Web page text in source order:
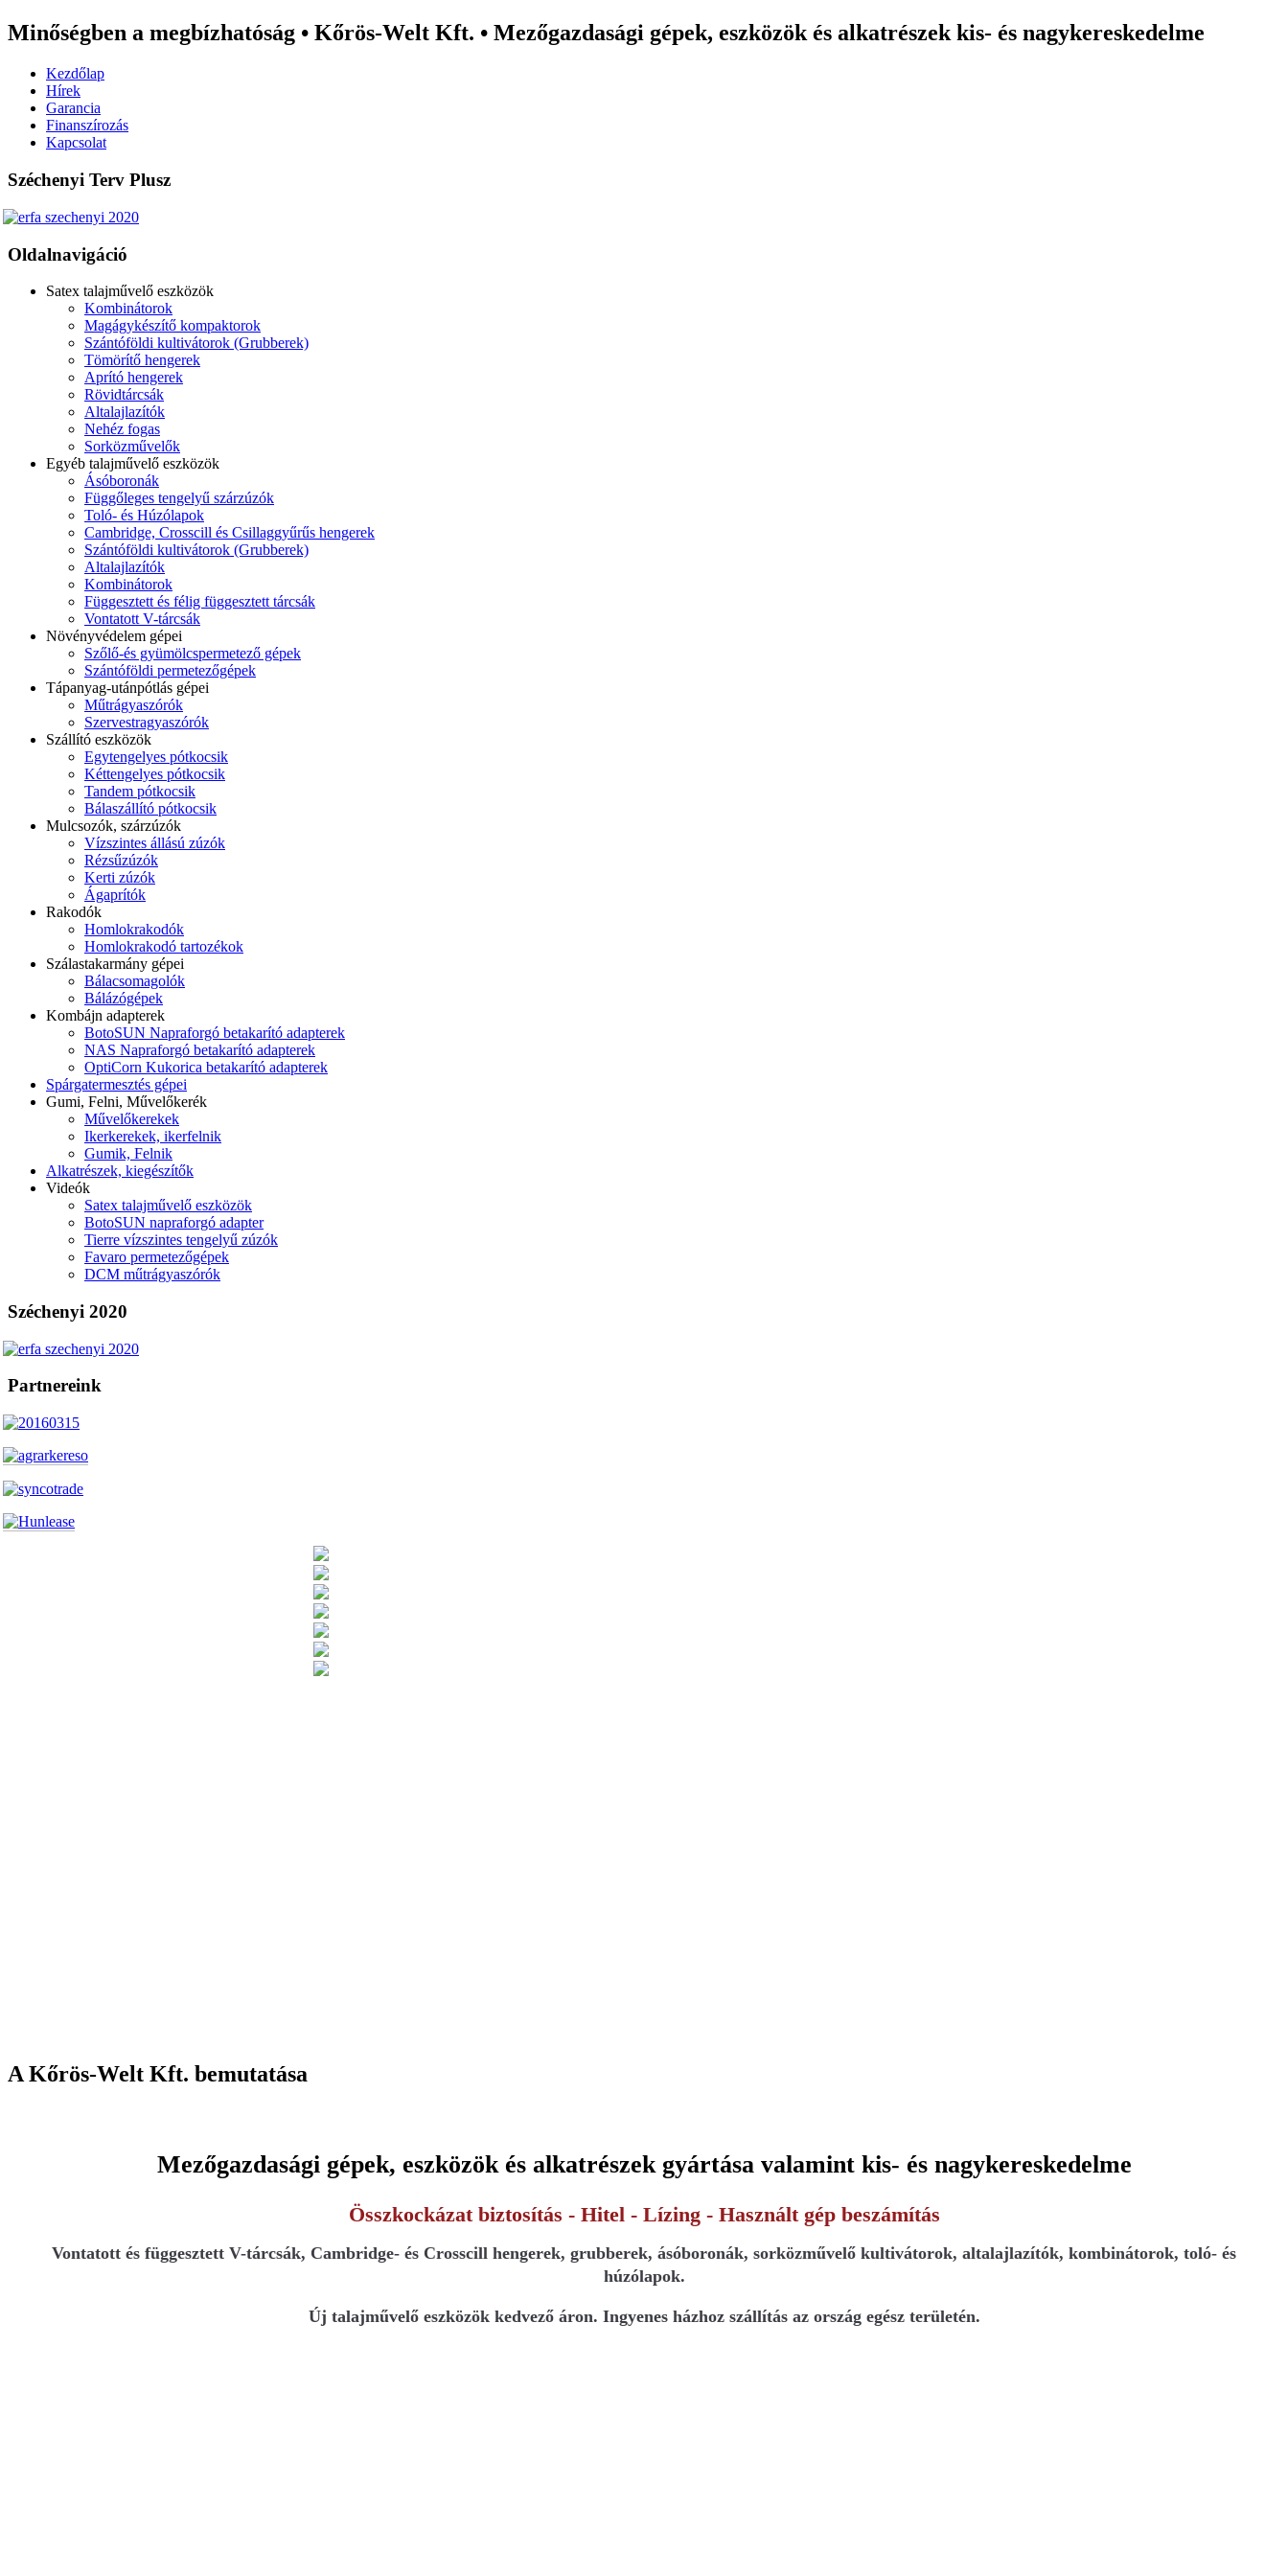
Minőségben a megbízhatóság • Kőrös-Welt Kft. • Mezőgazdasági gépek, eszközök és alkatrészek kis- és nagykereskedelme
Kezdőlap
Hírek
Garancia
Finanszírozás
Kapcsolat
Széchenyi Terv Plusz
Oldalnavigáció
Satex talajművelő eszközök
Kombinátorok
Magágykészítő kompaktorok
Szántóföldi kultivátorok (Grubberek)
Tömörítő hengerek
Aprító hengerek
Rövidtárcsák
Altalajlazítók
Nehéz fogas
Sorközművelők
Egyéb talajművelő eszközök
Ásóboronák
Függőleges tengelyű szárzúzók
Toló- és Húzólapok
Cambridge, Crosscill és Csillaggyűrűs hengerek
Szántóföldi kultivátorok (Grubberek)
Altalajlazítók
Kombinátorok
Függesztett és félig függesztett tárcsák
Vontatott V-tárcsák
Növényvédelem gépei
Szőlő-és gyümölcspermetező gépek
Szántóföldi permetezőgépek
Tápanyag-utánpótlás gépei
Műtrágyaszórók
Szervestragyaszórók
Szállító eszközök
Egytengelyes pótkocsik
Kéttengelyes pótkocsik
Tandem pótkocsik
Bálaszállító pótkocsik
Mulcsozók, szárzúzók
Vízszintes állású zúzók
Rézsűzúzók
Kerti zúzók
Ágaprítók
Rakodók
Homlokrakodók
Homlokrakodó tartozékok
Szálastakarmány gépei
Bálacsomagolók
Bálázógépek
Kombájn adapterek
BotoSUN Napraforgó betakarító adapterek
NAS Napraforgó betakarító adapterek
OptiCorn Kukorica betakarító adapterek
Spárgatermesztés gépei
Gumi, Felni, Művelőkerék
Művelőkerekek
Ikerkerekek, ikerfelnik
Gumik, Felnik
Alkatrészek, kiegészítők
Videók
Satex talajművelő eszközök
BotoSUN napraforgó adapter
Tierre vízszintes tengelyű zúzók
Favaro permetezőgépek
DCM műtrágyaszórók
Széchenyi 2020
Partnereink
A Kőrös-Welt Kft. bemutatása
Mezőgazdasági gépek, eszközök és alkatrészek gyártása valamint kis- és nagykereskedelme
Összkockázat biztosítás - Hitel - Lízing - Használt gép beszámítás
Vontatott és függesztett V-tárcsák, Cambridge- és Crosscill hengerek, grubberek, ásóboronák, sorközművelő kultivátorok, altalajlazítók, kombinátorok, toló- és
húzólapok.
Új talajművelő eszközök kedvező áron. Ingyenes házhoz szállítás az ország egész területén.